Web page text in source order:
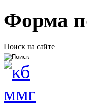
Форма
Поиск на сайте